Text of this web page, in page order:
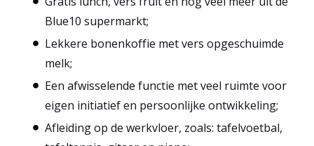
Blue10 supermarkt;
Lekkere bonenkoffie met vers opgeschuimde
melk;
Een afwisselende functie met veel ruimte voor
eigen initiatief en persoonlijke ontwikkeling;
Afleiding op de werkvloer, zoals: tafelvoetbal,